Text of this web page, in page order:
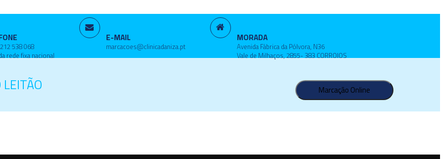
538 068
rede fixa nacional
E-MAIL
marcacoes@clinicadaniza.pt
MORADA
Avenida Fábrica da Pólvora, N36
Vale de Milhaços, 2855- 383 CORROIOS
Marcação Online